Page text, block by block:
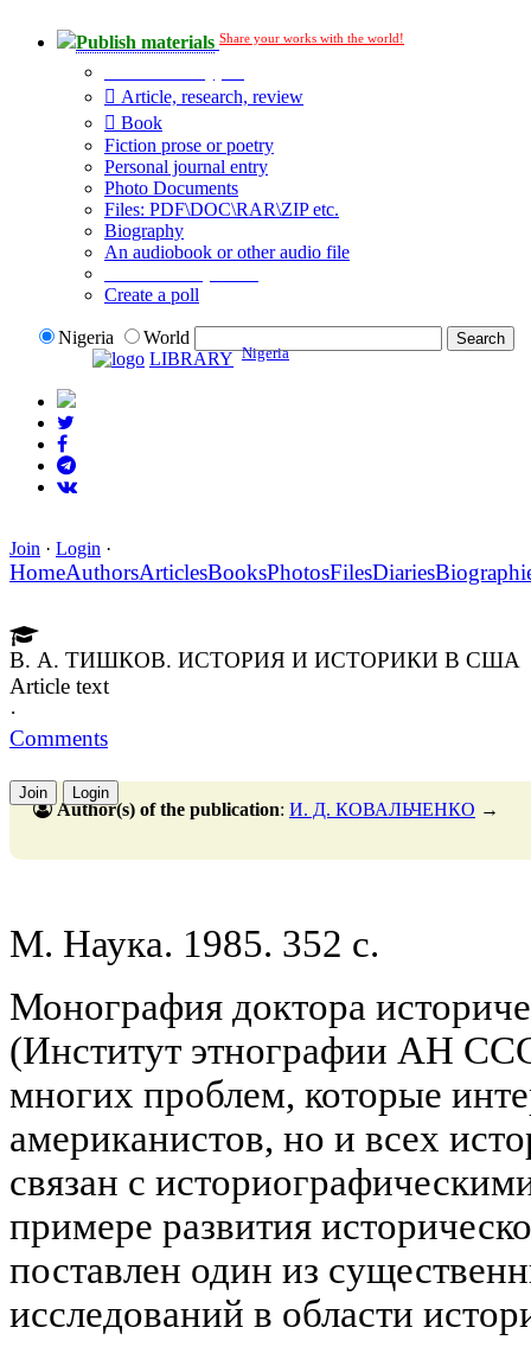
Publish materials Share your works with the world!
Article, research, review
Book
Fiction prose or poetry
Personal journal entry
Photo Documents
Files: PDF\DOC\RAR\ZIP etc.
Biography
An audiobook or other audio file
Create a poll
Nigeria
World
LIBRARY Nigeria
Join · Login ·
HomeAuthorsArticlesBooksPhotosFilesDiaries
В. А. ТИШКОВ. ИСТОРИЯ И ИСТОРИКИ В США
Article text
·
Comments
Join Login
Author(s) of the publication: И. Д. КОВАЛЬЧЕНКО →
М. Наука. 1985. 352 с.
Монография доктора
(Институт этнографии АН
многих проблем, которые
американистов, но и всех
связан с
примере развития
поставлен один из
исследований в области